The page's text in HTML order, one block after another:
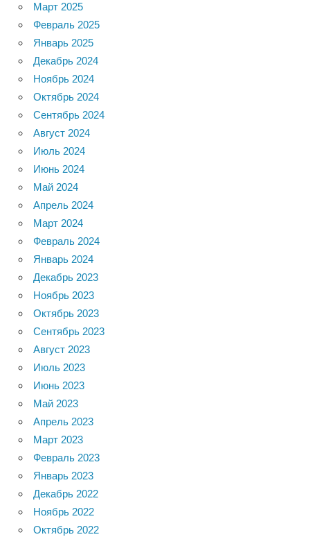
Март 2025
Февраль 2025
Январь 2025
Декабрь 2024
Ноябрь 2024
Октябрь 2024
Сентябрь 2024
Август 2024
Июль 2024
Июнь 2024
Май 2024
Апрель 2024
Март 2024
Февраль 2024
Январь 2024
Декабрь 2023
Ноябрь 2023
Октябрь 2023
Сентябрь 2023
Август 2023
Июль 2023
Июнь 2023
Май 2023
Апрель 2023
Март 2023
Февраль 2023
Январь 2023
Декабрь 2022
Ноябрь 2022
Октябрь 2022